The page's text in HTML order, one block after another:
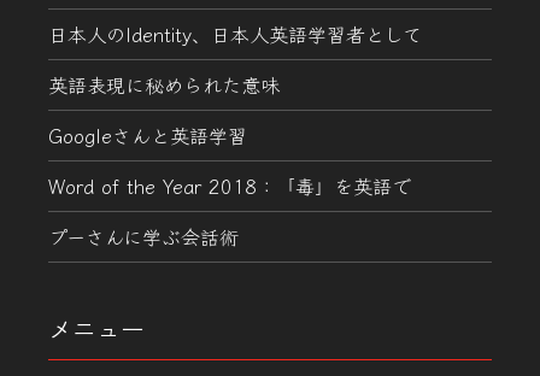
日本人のIdentity、日本人英語学習者として
英語表現に秘められた意味
Googleさんと英語学習
Word of the Year 2018：「毒」を英語で
プーさんに学ぶ会話術
メニュー